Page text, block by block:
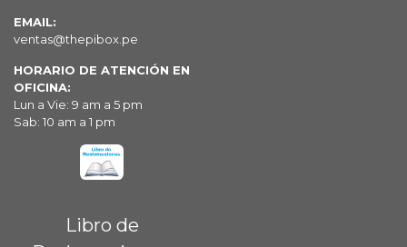
EMAIL:
ventas@thepibox.pe
HORARIO DE ATENCIÓN EN
OFICINA:
Lun a Vie: 9 am a 5 pm
Sab: 10 am a 1 pm
Libro de